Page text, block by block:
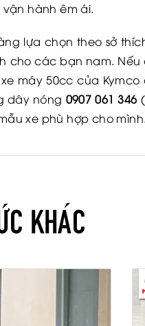
hành êm ái.
lựa chọn theo sở
cho các bạn nam.
máy 50cc của
dây nóng 0907 061 346
xe phù hợp cho mình.
KHÁC